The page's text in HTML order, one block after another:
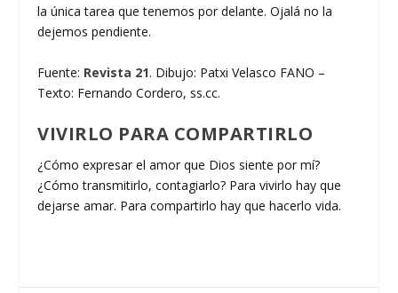
la única tarea que tenemos por delante. Ojalá no la
dejemos pendiente.
Fuente: Revista 21. Dibujo: Patxi Velasco FANO –
Texto: Fernando Cordero, ss.cc.
VIVIRLO PARA COMPARTIRLO
¿Cómo expresar el amor que Dios siente por mí?
¿Cómo transmitirlo, contagiarlo? Para vivirlo hay que
dejarse amar. Para compartirlo hay que hacerlo vida.